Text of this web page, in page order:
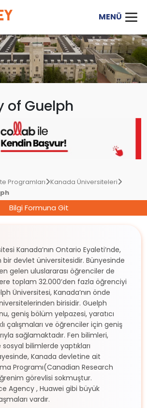
of Guelph
Programları Kanada Üniversiteleri
Bilgi Formuna Git
Kanada’nın Ontario Eyaleti’nde,
bir devlet üniversitesidir. Bünyesinde
gelen uluslararası öğrenciler de
toplam 32.000’den fazla öğrenciyi
Üniversitesi, Kanada’nın önde
birisidir. Guelph
geniş bölüm yelpazesi, yaratıcı
çalışmaları ve öğrenciler için geniş
sağlamaktadır. Fen bilimleri,
bilimlerde yaptıkları
Kanada devletine ait
Programı(Canadian Research
görevlisi sokmuştur.
Agency , Huawei gibi büyük
vardır.